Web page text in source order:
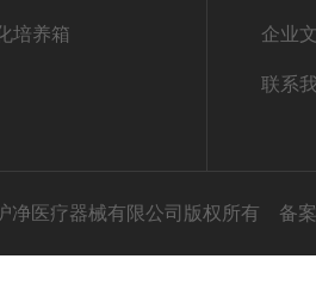
培养箱 企业
联系
净医疗器械有限公司版权所有 备